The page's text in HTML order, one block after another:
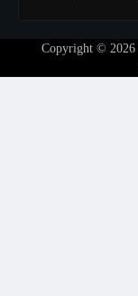
Copyright © 2026